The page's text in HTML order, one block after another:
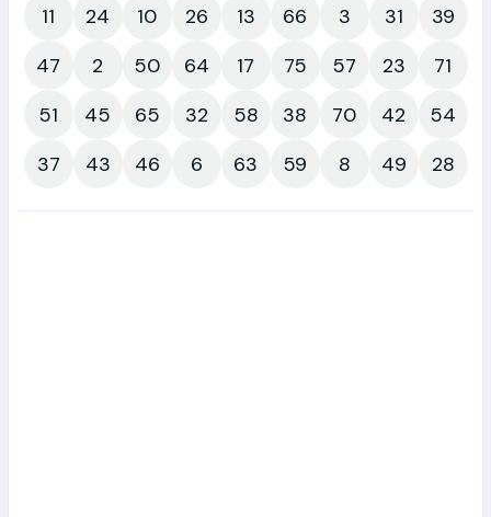
11
24 10 26 13 66 3 31
39
47
2 50 64 17 75 57 23
71
51
45 65 32 58 38 70 42
54
37
43 46 6 63 59 8 49 28